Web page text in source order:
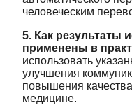
человеческим
5. Как результаты
применены в
использовать
улучшения
повышения
медицине.